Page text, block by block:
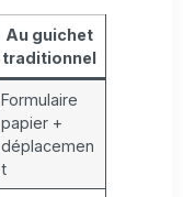
Au guichet
traditionnel
Formulaire
papier +
déplacemen
t